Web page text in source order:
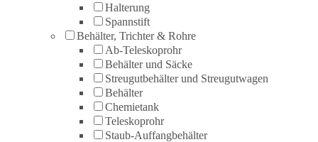
Halterung
Spannstift
Behälter, Trichter & Rohre
Ab-Teleskoprohr
Behälter und Säcke
Streugutbehälter und Streugutwagen
Behälter
Chemietank
Teleskoprohr
Staub-Auffangbehälter